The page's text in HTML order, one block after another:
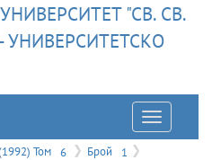
"СВ. СВ.
Отваряне
на
Том 6 Брой
1